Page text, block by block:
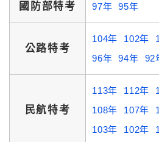
國防部特考 97年 95年
公路特考
104年 102年
96年
94年 92
民航特考
113年 112年
108年
107年
103年
102年